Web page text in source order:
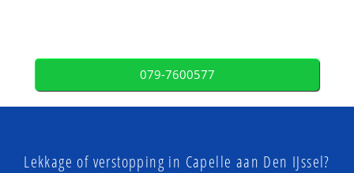
079-7600577
Lekkage of verstopping in Capelle aan Den IJssel?